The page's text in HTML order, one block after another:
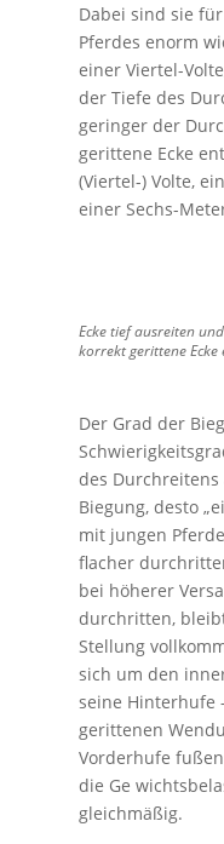
Dabei sind sie
Pferdes enorm
einer Viertel-
der Tiefe des
geringer der
gerittene Ecke
(Viertel-) Volte,
einer Sechs-
Ecke tief ausreiten
korrekt gerittene
Der Grad der
des Durchreitens
Biegung, desto
mit jungen
flacher
bei höherer
durchritten,
Stellung
sich um den
seine Hinterhufe
gerittenen
Vorderhufe
die Ge
gleichmäßig.